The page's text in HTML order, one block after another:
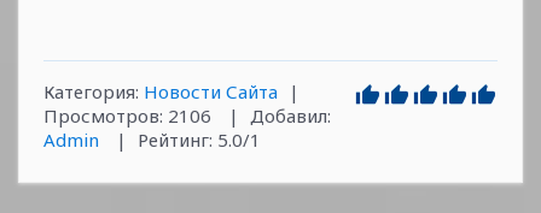
Категория: Новости Сайта
|
Просмотров: 2106 | Добавил:
Admin
| Рейтинг: 5.0/1